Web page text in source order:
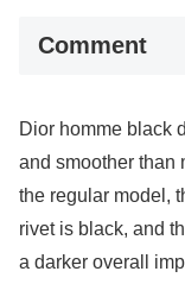
Comment
Dior homme black
and smoother than
the regular model,
rivet is black, and
a darker overall